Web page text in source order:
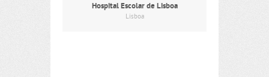
Hospital Escolar de Lisboa
Lisboa